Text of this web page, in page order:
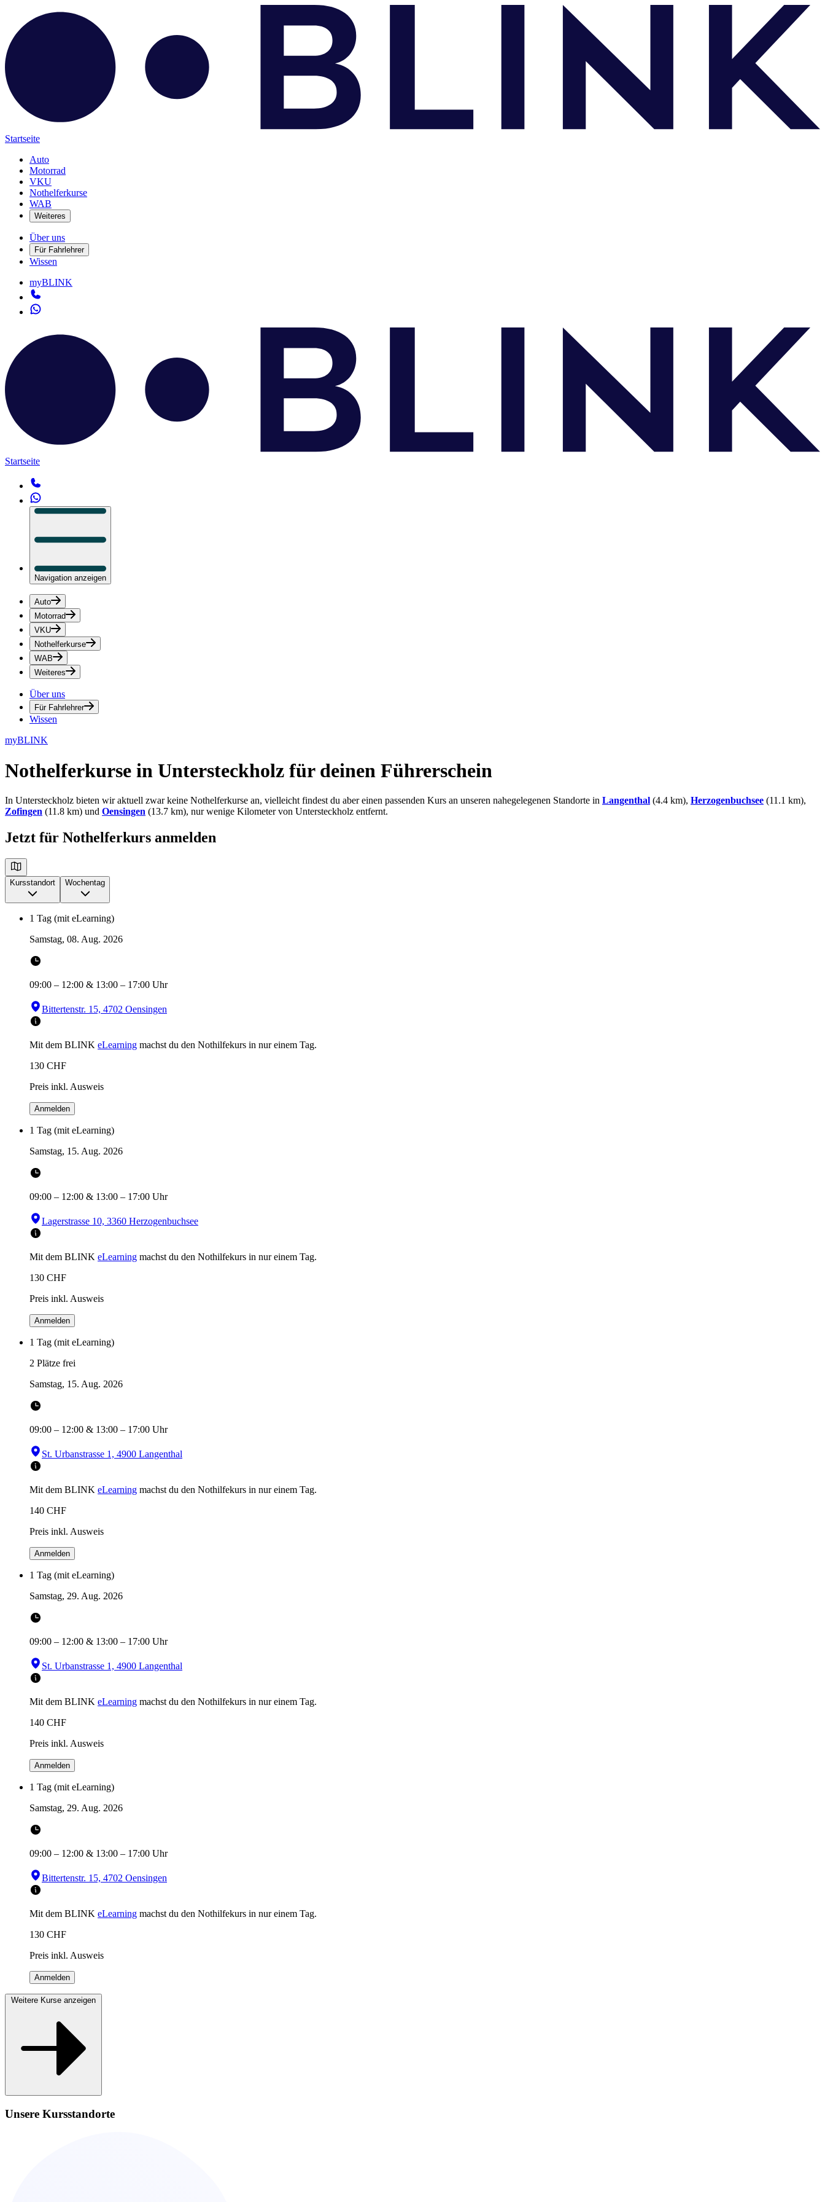
Startseite
Auto
Motorrad
VKU
Nothelferkurse
WAB
Weiteres
Über uns
Für Fahrlehrer
Wissen
myBLINK
Startseite
Navigation anzeigen
Auto
Motorrad
VKU
Nothelferkurse
WAB
Weiteres
Über uns
Für Fahrlehrer
Wissen
myBLINK
Nothelferkurse in Untersteckholz für deinen Führerschein
In Untersteckholz bieten wir aktuell zwar keine Nothelferkurse an, vielleicht findest du aber einen passenden Kurs an unseren nahegelegenen Standorte in Langenthal (4.4 km), Herzogenbuchsee (11.1 km),
Zofingen (11.8 km) und Oensingen (13.7 km), nur wenige Kilometer von Untersteckholz entfernt.
Jetzt für Nothelferkurs anmelden
Kursstandort Wochentag
1 Tag (mit eLearning)
Samstag, 08. Aug. 2026
09:00 – 12:00 & 13:00 – 17:00 Uhr
Bittertenstr. 15, 4702 Oensingen
Mit dem BLINK eLearning machst du den Nothilfekurs in nur einem Tag.
130 CHF
Preis inkl. Ausweis
Anmelden
1 Tag (mit eLearning)
Samstag, 15. Aug. 2026
09:00 – 12:00 & 13:00 – 17:00 Uhr
Lagerstrasse 10, 3360 Herzogenbuchsee
Mit dem BLINK eLearning machst du den Nothilfekurs in nur einem Tag.
130 CHF
Preis inkl. Ausweis
Anmelden
1 Tag (mit eLearning)
2 Plätze frei
Samstag, 15. Aug. 2026
09:00 – 12:00 & 13:00 – 17:00 Uhr
St. Urbanstrasse 1, 4900 Langenthal
Mit dem BLINK eLearning machst du den Nothilfekurs in nur einem Tag.
140 CHF
Preis inkl. Ausweis
Anmelden
1 Tag (mit eLearning)
Samstag, 29. Aug. 2026
09:00 – 12:00 & 13:00 – 17:00 Uhr
St. Urbanstrasse 1, 4900 Langenthal
Mit dem BLINK eLearning machst du den Nothilfekurs in nur einem Tag.
140 CHF
Preis inkl. Ausweis
Anmelden
1 Tag (mit eLearning)
Samstag, 29. Aug. 2026
09:00 – 12:00 & 13:00 – 17:00 Uhr
Bittertenstr. 15, 4702 Oensingen
Mit dem BLINK eLearning machst du den Nothilfekurs in nur einem Tag.
130 CHF
Preis inkl. Ausweis
Anmelden
Weitere Kurse anzeigen
Unsere Kursstandorte